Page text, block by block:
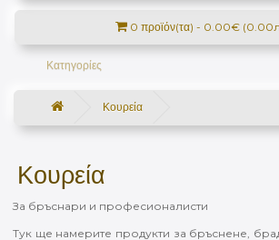
0 προϊόν(τα) - 0.00€
Κατηγορίες
Κουρεία
Κουρεία
За бръснари и професионалисти
Тук ще намерите продукти за бръснене,